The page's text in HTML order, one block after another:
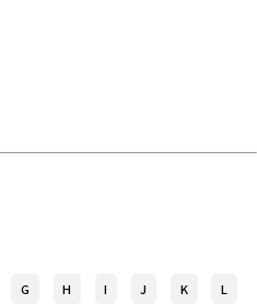
G H I J K L